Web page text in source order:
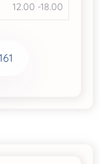
12.00 -18.00